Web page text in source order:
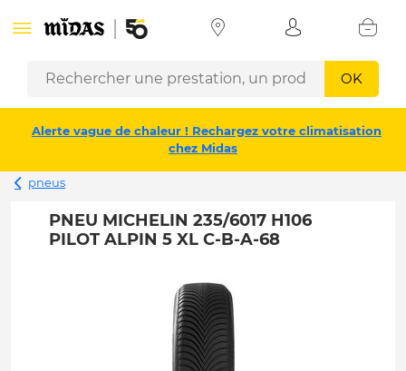
OK
Alerte vague de chaleur ! Rechargez votre climatisation
chez Midas
pneus
PNEU MICHELIN 235/6017 H106
PILOT ALPIN 5 XL C-B-A-68